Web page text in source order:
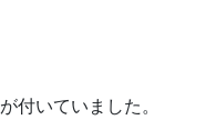
付いていました。